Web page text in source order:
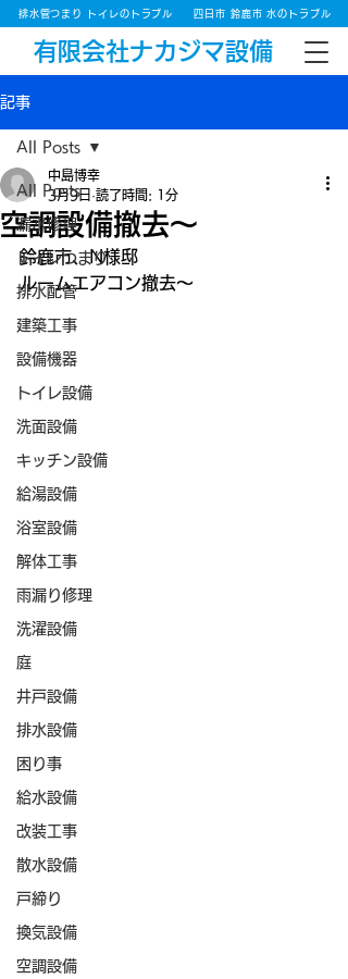
有限会社ナカジマ設備
排水管つまり トイレのトラブル 四日市 鈴鹿市 水のトラブル
記事
All Posts
漏水修理
トイレつまり
排水配管
建築工事
設備機器
トイレ設備
洗面設備
キッチン設備
給湯設備
浴室設備
解体工事
雨漏り修理
洗濯設備
庭
井戸設備
排水設備
困り事
給水設備
改装工事
散水設備
戸締り
換気設備
空調設備
All Posts
空調設備撤去～
中島博幸
3月9日 読了時間: 1分
鈴鹿市、N様邸
ルームエアコン撤去～